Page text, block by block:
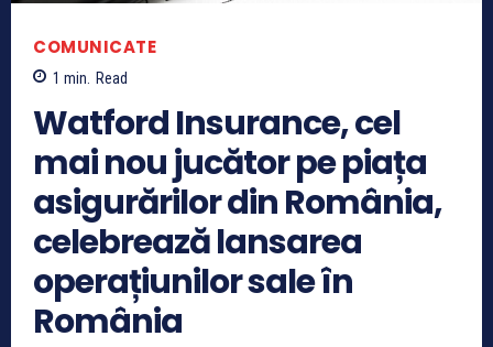
COMUNICATE
1 min. Read
Watford Insurance, cel
mai nou jucător pe piața
asigurărilor din România,
celebrează lansarea
operațiunilor sale în
România